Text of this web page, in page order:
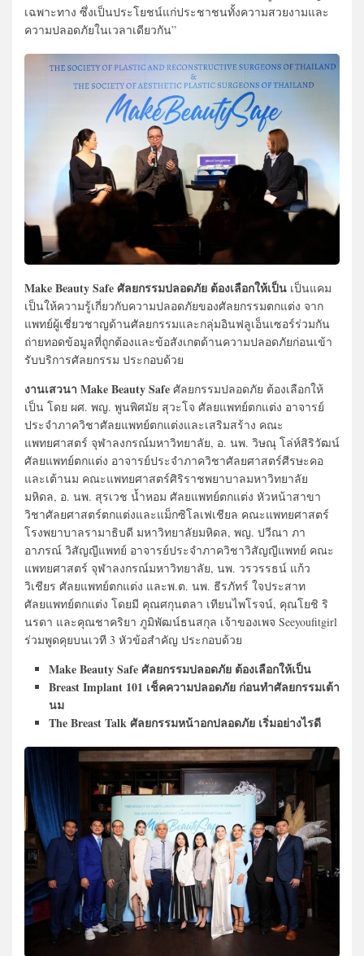
เฉพาะทาง ซึ่งเป็นประโยชน์แก่ประชาชนทั้งความสวยงามและ
ความปลอดภัยในเวลาเดียวกัน”
Make Beauty Safe ศัลยกรรมปลอดภัย ต้องเลือกให้เป็น เป็นแคม
เป็นให้ความรู้เกี่ยวกับความปลอดภัยของศัลยกรรมตกแต่ง จาก
แพทย์ผู้เชี่ยวชาญด้านศัลยกรรมและกลุ่มอินฟลูเอ็นเซอร์ร่วมกัน
ถ่ายทอดข้อมูลที่ถูกต้องและข้อสังเกตด้านความปลอดภัยก่อนเข้า
รับบริการศัลยกรรม ประกอบด้วย
งานเสวนา Make Beauty Safe ศัลยกรรมปลอดภัย ต้องเลือกให้
เป็น โดย ผศ. พญ. พูนพิศมัย สุวะโจ ศัลยแพทย์ตกแต่ง อาจารย์
ประจำภาควิชาศัลยแพทย์ตกแต่งและเสริมสร้าง คณะ
แพทยศาสตร์ จุฬาลงกรณ์มหาวิทยาลัย, อ. นพ. วิษณุ โล่ห์สิริวัฒน์
ศัลยแพทย์ตกแต่ง อาจารย์ประจำภาควิชาศัลยศาสตร์ศีรษะคอ
และเต้านม คณะแพทยศาสตร์ศิริราชพยาบาลมหาวิทยาลัย
มหิดล, อ. นพ. สุรเวช น้ำหอม ศัลยแพทย์ตกแต่ง หัวหน้าสาขา
วิชาศัลยศาสตร์ตกแต่งและแม็กซิโลเฟเชียล คณะแพทยศาสตร์
โรงพยาบาลรามาธิบดี มหาวิทยาลัยมหิดล, พญ. ปวีณา ภา
อาภรณ์ วิสัญญีแพทย์ อาจารย์ประจำภาควิชาวิสัญญีแพทย์ คณะ
แพทยศาสตร์ จุฬาลงกรณ์มหาวิทยาลัย, นพ. วรวรรธน์ แก้ว
วิเชียร ศัลยแพทย์ตกแต่ง และพ.ต. นพ. ธีรภัทร์ ใจประสาท
ศัลยแพทย์ตกแต่ง โดยมี คุณศกุนตลา เทียนไพโรจน์, คุณโยชิ ริ
นรดา และคุณชาคริยา ภูมิพัฒน์ธนสกุล เจ้าของเพจ Seeyoufitgirl
ร่วมพูดคุยบนเวที 3 หัวข้อสำคัญ ประกอบด้วย
Make Beauty Safe ศัลยกรรมปลอดภัย ต้องเลือกให้เป็น
Breast Implant 101 เช็คความปลอดภัย ก่อนทำศัลยกรรมเต้า
นม
The Breast Talk ศัลยกรรมหน้าอกปลอดภัย เริ่มอย่างไรดี